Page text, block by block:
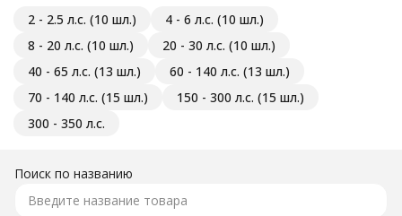
2 - 2.5 л.с. (10 шл.)
4 - 6 л.с. (10 шл.)
8 - 20 л.с. (10 шл.)
20 - 30 л.с. (10 шл.)
40 - 65 л.с. (13 шл.)
60 - 140 л.с. (13 шл.)
70 - 140 л.с. (15 шл.)
150 - 300 л.с. (15 шл.)
300 - 350 л.с.
Поиск по названию